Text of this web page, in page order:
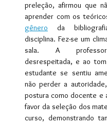
preleção, afirmou que
aprender com os
gênero da
disciplina. Fez-se um
sala. A
desrespeitada, e ao
estudante se sentiu
não perder a
postura como docente e
favor da seleção dos
curso, demonstrando